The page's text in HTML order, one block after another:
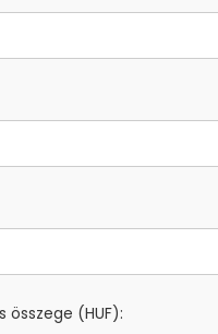
(HUF):